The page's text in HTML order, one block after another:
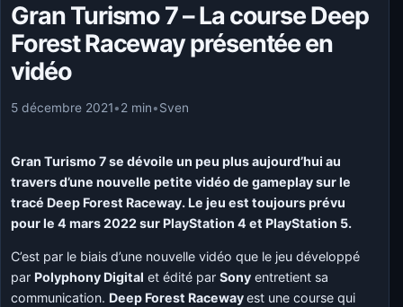
Gran Turismo 7 – La course Deep
Forest Raceway présentée en
vidéo
5 décembre 2021•2 min•Sven
Gran Turismo 7 se dévoile un peu plus aujourd’hui au
travers d’une nouvelle petite vidéo de gameplay sur le
tracé Deep Forest Raceway. Le jeu est toujours prévu
pour le 4 mars 2022 sur PlayStation 4 et PlayStation 5.
C’est par le biais d’une nouvelle vidéo que le jeu développé
par Polyphony Digital et édité parSony entretient sa
communication. Deep Forest Racewayest une course qui